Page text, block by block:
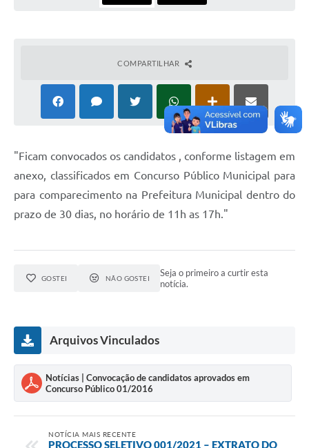
COMPARTILHAR
"Ficam convocados os candidatos , conforme listagem em
anexo, classificados em Concurso Público Municipal para
para comparecimento na Prefeitura Municipal dentro do
prazo de 30 dias, no horário de 11h as 17h."
GOSTEI NÃO GOSTEI
Seja o primeiro a curtir esta
notícia.
Arquivos Vinculados
Notícias | Convocação de candidatos aprovados em
Concurso Público 01/2016
NOTÍCIA MAIS RECENTE
PROCESSO SELETIVO 001/2021 – EXTRATO DO